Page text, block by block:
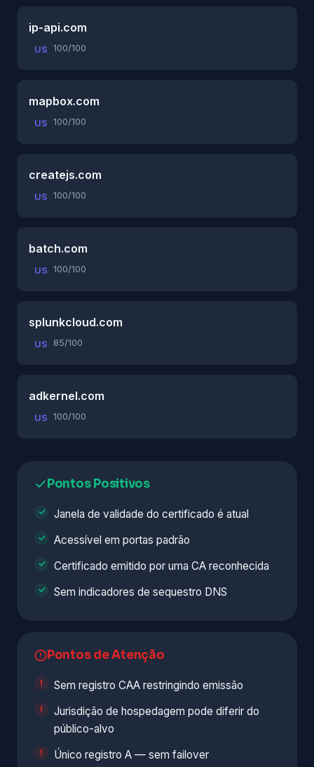
ip-api.com
US 100/100
mapbox.com
US 100/100
createjs.com
US 100/100
batch.com
US 100/100
splunkcloud.com
US 85/100
adkernel.com
US 100/100
Pontos Positivos
Janela de validade do certificado é atual
Acessível em portas padrão
Certificado emitido por uma CA reconhecida
Sem indicadores de sequestro DNS
Pontos de Atenção
Sem registro CAA restringindo emissão
Jurisdição de hospedagem pode diferir do
público-alvo
Único registro A — sem failover